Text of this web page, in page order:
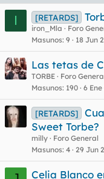
I
[RETARDS]
iron_Mla
Foro
Masunos 9 18 Jun
Las tetas de
TORBE
Foro
Masunos 190 6 Ene
[RETARDS]
Sweet Torbe?
milly
Foro General
Masunos 4 29 Jun
Celia Blanco